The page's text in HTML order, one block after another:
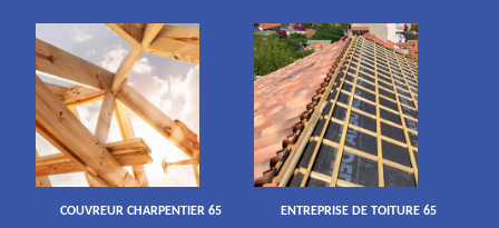
COUVREUR CHARPENTIER 65 ENTREPRISE DE TOITURE 65